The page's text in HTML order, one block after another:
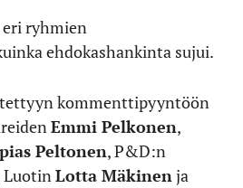
eri ryhmien
ehdokashankinta sujui.
kommenttipyyntöön
Emmi Pelkonen,
Peltonen, P&D:n
LuotinLotta Mäkinenja